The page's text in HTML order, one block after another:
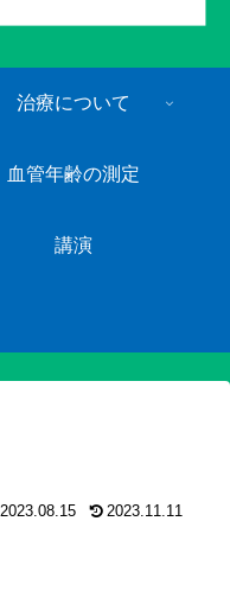
治療について
血管年齢の測定
講演
2023.08.15 2023.11.11